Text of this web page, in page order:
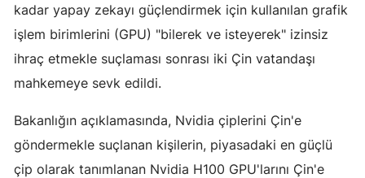
Giresun
Gümüşhane
Hatay
Isparta
kadar yapay zekayı güçlendirmek için kullanılan grafik
işlem birimlerini (GPU) "bilerek ve isteyerek" izinsiz
ihraç etmekle suçlaması sonrası iki Çin vatandaşı
mahkemeye sevk edildi.
Bakanlığın açıklamasında, Nvidia çiplerini Çin'e
göndermekle suçlanan kişilerin, piyasadaki en güçlü
çip olarak tanımlanan Nvidia H100 GPU'larını Çin'e